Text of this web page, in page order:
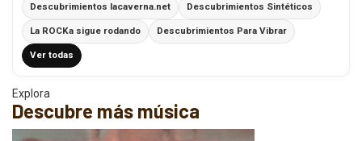
Descubrimientos lacaverna.net Descubrimientos Sintéticos
La ROCKa sigue rodando Descubrimientos Para Vibrar
Ver todas
Explora
Descubre más música